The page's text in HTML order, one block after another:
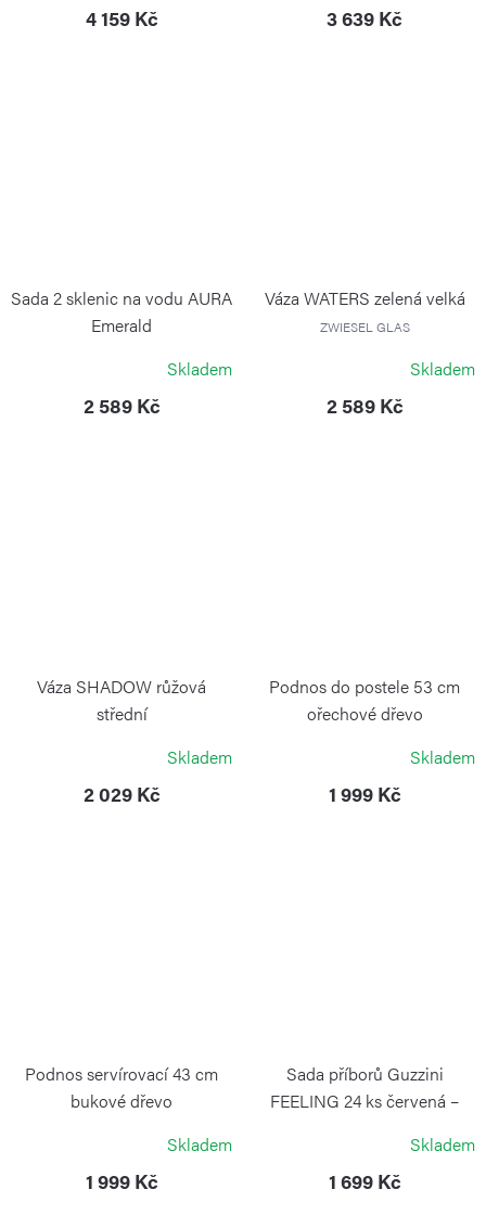
4 159 Kč 3 639 Kč
Sada 2 sklenic na vodu AURA
Emerald
Skladem
2 589 Kč
Váza WATERS zelená velká
ZWIESEL GLAS
Skladem
2 589 Kč
Váza SHADOW růžová
střední
Skladem
2 029 Kč
Podnos do postele 53 cm
ořechové dřevo
Skladem
1 999 Kč
Podnos servírovací 43 cm
bukové dřevo
Skladem
1 999 Kč
Sada příborů Guzzini
FEELING 24 ks červená –
Skladem
1 699 Kč